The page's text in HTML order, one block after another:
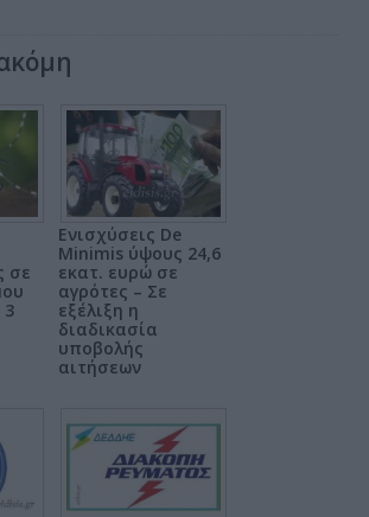
σε
3
Ενισχύσεις De
Minimis ύψους 24,6
εκατ. ευρώ σε
αγρότες – Σε
εξέλιξη η
διαδικασία
υποβολής
αιτήσεων